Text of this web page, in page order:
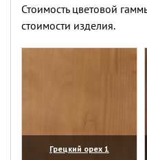
Стоимость цветовой
стоимости изделия.
Грецкий орех 1